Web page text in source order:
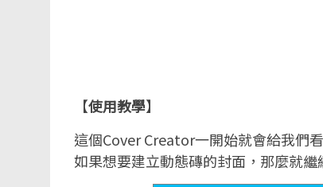
【使用教學】
這個Cover Creator一開始就會給我們
如果想要建立動態磚的封面，那麼就繼